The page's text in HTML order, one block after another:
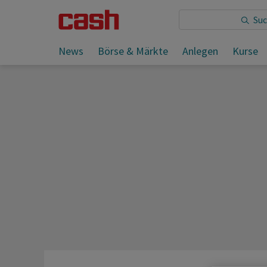
News Börse & Märkte Anlegen Kurse
Sie lesen: